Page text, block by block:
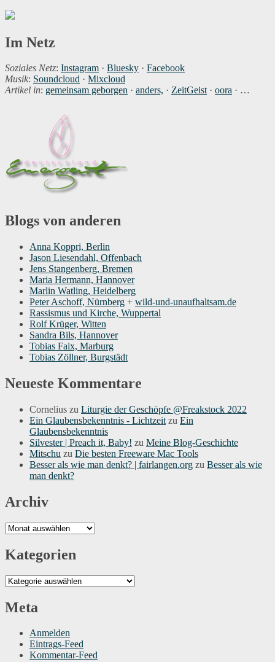
Im Netz
Soziales Netz: Instagram · Bluesky · Facebook
Musik: Soundcloud · Mixcloud
Artikel in: gemeinsam geborgen · anders, · ZeitGeist· oora · …
Blogs von anderen
Anna Koppri, Berlin
Jason Liesendahl, Offenbach
Jens Stangenberg, Bremen
Maria Hermann, Hannover
Marlin Watling, Heidelberg
Peter Aschoff, Nürnberg + wild-und-unaufhaltsam.de
Rassismus und Kirche, Wuppertal
Rolf Krüger, Witten
Sandra Bils, Hannover
Tobias Faix, Marburg
Tobias Zöllner, Burgstädt
Neueste Kommentare
Cornelius zu Liturgie der Geschöpfe @Freakstock 2022
Ein Glaubensbekenntnis - Lichtzeit zu Ein
Glaubensbekenntnis
Silvester | Preach it, Baby! zu Meine Blog-Geschichte
Mitschu zu Die besten Freeware Mac Tools
Besser als wie man denkt? | fairlangen.org zu Besser als wie
man denkt?
Archiv
Archiv
Kategorien
Kategorien
Meta
Anmelden
Eintrags-Feed
Kommentar-Feed